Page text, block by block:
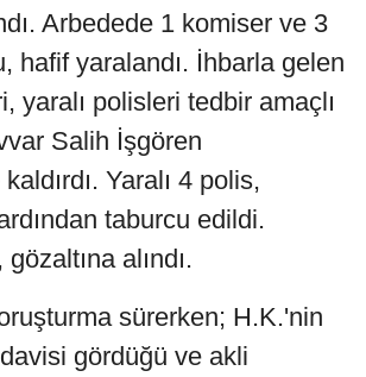
Arbedede 1 komiser ve 3
hafif yaralandı. İhbarla gelen
yaralı polisleri tedbir amaçlı
Salih İşgören
Yaralı 4 polis,
taburcu edildi.
alındı.
sürerken; H.K.'nin
gördüğü ve akli